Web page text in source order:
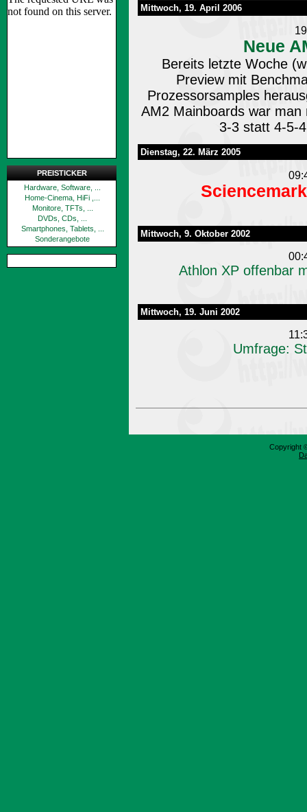
PREISTICKER
Hardware, Software, ...
Home-Cinema, HiFi ,...
Monitore, TFTs, ...
DVDs, CDs, ...
Smartphones, Tablets, ...
Sonderangebote
Mittwoch, 19. April 2006
Neue
Bereits letzte Woche
Preview mit
Prozessorsamples
AM2 Mainboards war
3-3 statt 4-5-
Dienstag, 22. März 2005
Sciencemark
Mittwoch, 9. Oktober 2002
Athlon XP offenbar
Mittwoch, 19. Juni 2002
Umfrage:
Copyright